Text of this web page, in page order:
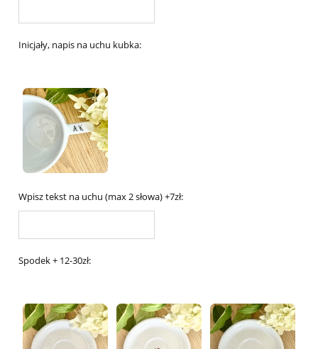
Inicjały, napis na uchu kubka:
Wpisz tekst na uchu (max 2 słowa) +7zł:
Spodek + 12-30zł: